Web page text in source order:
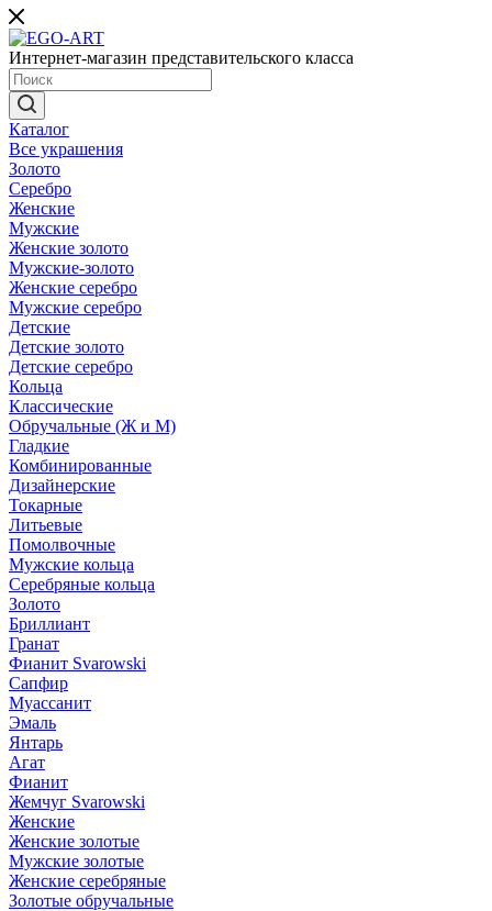
Интернет-магазин представительского класса
Каталог
Все украшения
Золото
Серебро
Женские
Мужские
Женские золото
Мужские-золото
Женские серебро
Мужские серебро
Детские
Детские золото
Детские серебро
Кольца
Классические
Обручальные (Ж и М)
Гладкие
Комбинированные
Дизайнерские
Токарные
Литьевые
Помолвочные
Мужские кольца
Серебряные кольца
Золото
Бриллиант
Гранат
Фианит Svarowski
Сапфир
Муассанит
Эмаль
Янтарь
Агат
Фианит
Жемчуг Svarowski
Женские
Женские золотые
Мужские золотые
Женские серебряные
Золотые обручальные